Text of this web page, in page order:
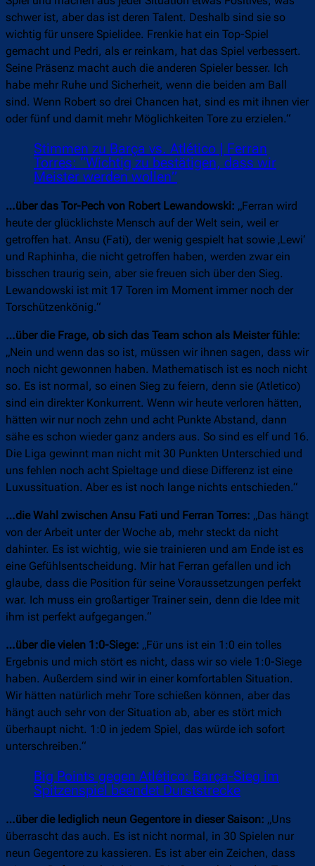
schwer ist, aber das ist deren Talent. Deshalb sind sie so
wichtig für unsere Spielidee. Frenkie hat ein Top-Spiel
gemacht und Pedri, als er reinkam, hat das Spiel verbessert.
Seine Präsenz macht auch die anderen Spieler besser. Ich
habe mehr Ruhe und Sicherheit, wenn die beiden am Ball
sind. Wenn Robert so drei Chancen hat, sind es mit ihnen vier
oder fünf und damit mehr Möglichkeiten Tore zu erzielen.“
Stimmen zu Barça vs. Atlético | Ferran
Torres: “Wichtig zu bestätigen, dass wir
Meister werden wollen”
…über das Tor-Pech von Robert Lewandowski: „Ferran wird
heute der glücklichste Mensch auf der Welt sein, weil er
getroffen hat. Ansu (Fati), der wenig gespielt hat sowie ‚Lewi‘
und Raphinha, die nicht getroffen haben, werden zwar ein
bisschen traurig sein, aber sie freuen sich über den Sieg.
Lewandowski ist mit 17 Toren im Moment immer noch der
Torschützenkönig.“
…über die Frage, ob sich das Team schon als Meister fühle:
„Nein und wenn das so ist, müssen wir ihnen sagen, dass wir
noch nicht gewonnen haben. Mathematisch ist es noch nicht
so. Es ist normal, so einen Sieg zu feiern, denn sie (Atletico)
sind ein direkter Konkurrent. Wenn wir heute verloren hätten,
hätten wir nur noch zehn und acht Punkte Abstand, dann
sähe es schon wieder ganz anders aus. So sind es elf und 16.
Die Liga gewinnt man nicht mit 30 Punkten Unterschied und
uns fehlen noch acht Spieltage und diese Differenz ist eine
Luxussituation. Aber es ist noch lange nichts entschieden.“
…die Wahl zwischen Ansu Fati und Ferran Torres: „Das hängt
von der Arbeit unter der Woche ab, mehr steckt da nicht
dahinter. Es ist wichtig, wie sie trainieren und am Ende ist es
eine Gefühlsentscheidung. Mir hat Ferran gefallen und ich
glaube, dass die Position für seine Voraussetzungen perfekt
war. Ich muss ein großartiger Trainer sein, denn die Idee mit
ihm ist perfekt aufgegangen.“
…über die vielen 1:0-Siege: „Für uns ist ein 1:0 ein tolles
Ergebnis und mich stört es nicht, dass wir so viele 1:0-Siege
haben. Außerdem sind wir in einer komfortablen Situation.
Wir hätten natürlich mehr Tore schießen können, aber das
hängt auch sehr von der Situation ab, aber es stört mich
überhaupt nicht. 1:0 in jedem Spiel, das würde ich sofort
unterschreiben.“
Big Points gegen Atlético: Barça-Sieg im
Spitzenspiel beendet Durststrecke
…über die lediglich neun Gegentore in dieser Saison: „Uns
überrascht das auch. Es ist nicht normal, in 30 Spielen nur
neun Gegentore zu kassieren. Es ist aber ein Zeichen, dass